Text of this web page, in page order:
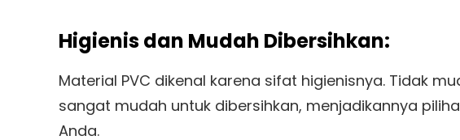
Higienis dan Mudah Dibersihkan:
Material PVC dikenal karena sifat higienisnya. Tidak
sangat mudah untuk dibersihkan, menjadikannya
Anda.